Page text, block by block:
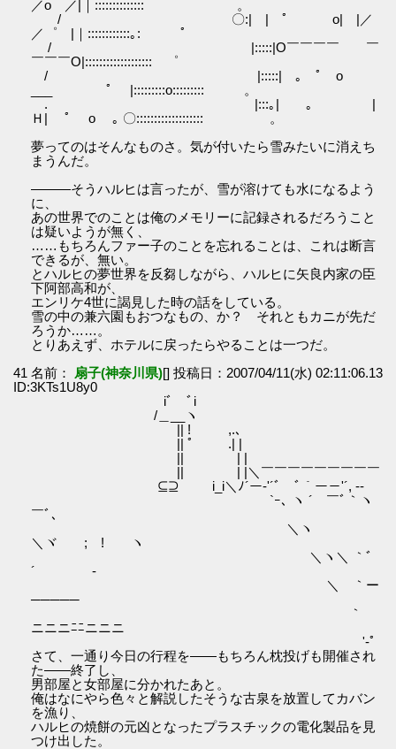
／o ／|｜:::::::::::::: 。
/ 〇:| | ﾟ o| |／
／゜ |｜::::::::::::｡: ﾟ
/ |:::::|O￣￣￣￣ ￣
￣￣￣O|::::::::::::::::::: ゜
/ |:::::| ｡ ﾟ o
___ ﾟ |:::::::::o::::::::: 。
. |:::｡| 。 |
Ｈ| ﾟ o ｡ 〇::::::::::::::::::: 。
夢ってのはそんなものさ。気が付いたら雪みたいに消えち
まうんだ。
―――そうハルヒは言ったが、雪が溶けても水になるよう
に、
あの世界でのことは俺のメモリーに記録されるだろうこと
は疑いようが無く、
……もちろんファー子のことを忘れることは、これは断言
できるが、無い。
とハルヒの夢世界を反芻しながら、ハルヒに矢良内家の臣
下阿部高和が、
エンリケ4世に謁見した時の話をしている。
雪の中の兼六園もおつなもの、か？ それともカニが先だ
ろうか……。
とりあえず、ホテルに戻ったらやることは一つだ。
41 名前：
扇子(神奈川県)[] 投稿日：2007/04/11(水) 02:11:06.13
ID:3KTs1U8y0
iﾞ￣ﾞi
/＿__ヽ
|| ! ,.､
|| ﾟ .| |￣￣￣￣￣￣￣￣￣
|| | |
|| | |＼￣￣￣￣￣￣￣￣￣
⊆⊇ i_i＼ﾉ´ー-'´ﾞ￣ﾞ｀ー－'´, --
`ｰ､ ヽ ´ ￣ﾞ｀ヽ
￣ﾞ､
＼ヽ
＼ヾ ; ! ヽ
＼ヽ＼ ｀ﾞ
´ ゝ-
＼ゝ｀ー
─────
｀ゝ
ニニニﾆﾆニニニ
'-ﾟ
さて、一通り今日の行程を――もちろん枕投げも開催され
た――終了し、
男部屋と女部屋に分かれたあと。
俺はなにやら色々と解説したそうな古泉を放置してカバン
を漁り、
ハルヒの焼餅の元凶となったプラスチックの電化製品を見
つけ出した。